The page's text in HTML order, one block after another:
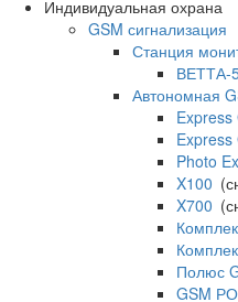
Индивидуальная охрана
GSM сигнализация
Станция
ВЕТТА-
Автономная
Express
Express
Photo
X100
X700
Полюс
GSM